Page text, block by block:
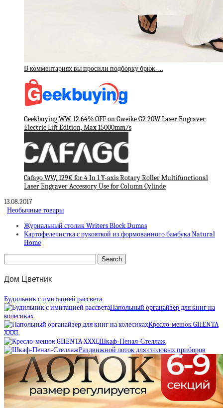
В комментариях вы просили подборку брюк-…
Geekbuying WW, 12.64% OFF on Gweike G2 20W Laser Engraver
Electric Lift Edition, Max 15000mm/s
Cafago WW, 129€ for 4 In 1 Y-axis Rotary Roller Multifunctional
Laser Engraver Accessory Use for Column Cylinde
13.08.2017
Необычные товары
Журнальный столик Writers Block Dumas
Картофелечистка с рукояткой из формованного бамбука Natural
Home
Дом Цветник
Будильник с имитацией рассвета
Напольный органайзер для книг на
колесиках
Кресло-мешок GHENTA
XXXL
Шкаф-Пенал-Стеллаж
Раздвижной лоток для столовых приборов